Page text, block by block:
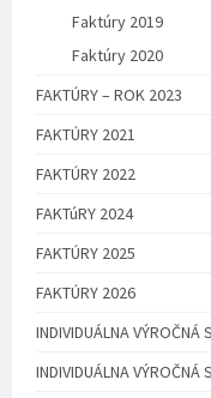
Faktúry 2019
Faktúry 2020
FAKTÚRY – ROK 2023
FAKTÚRY 2021
FAKTÚRY 2022
FAKTúRY 2024
FAKTÚRY 2025
FAKTÚRY 2026
INDIVIDUÁLNA
INDIVIDUÁLNA